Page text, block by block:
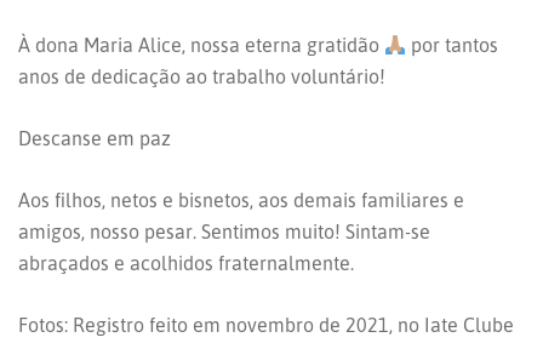
À dona Maria Alice, nossa eterna gratidão
por tantos
anos de dedicação ao trabalho voluntário!
Descanse em paz
Aos filhos, netos e bisnetos, aos demais familiares e
amigos, nosso pesar. Sentimos muito! Sintam-se
abraçados e acolhidos fraternalmente.
Fotos: Registro feito em novembro de 2021, no Iate Clube